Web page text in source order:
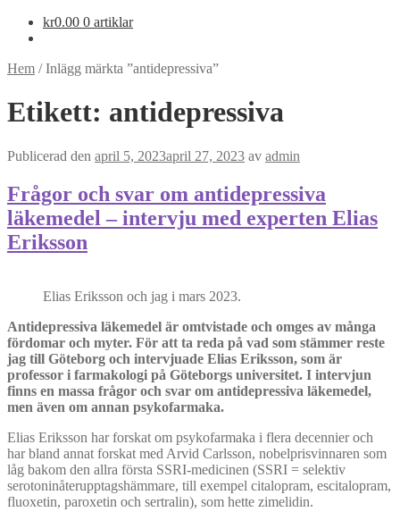
kr0.00 0 artiklar
Hem /Inlägg märkta ”antidepressiva”
Etikett: antidepressiva
Publicerad den april 5, 2023april 27, 2023 av admin
Frågor och svar om antidepressiva
läkemedel – intervju med experten Elias
Eriksson
Elias Eriksson och jag i mars 2023.
Antidepressiva läkemedel är omtvistade och omges av många
fördomar och myter. För att ta reda på vad som stämmer reste
jag till Göteborg och intervjuade Elias Eriksson, som är
professor i farmakologi på Göteborgs universitet. I intervjun
finns en massa frågor och svar om antidepressiva läkemedel,
men även om annan psykofarmaka.
Elias Eriksson har forskat om psykofarmaka i flera decennier och
har bland annat forskat med Arvid Carlsson, nobelprisvinnaren som
låg bakom den allra första SSRI-medicinen (SSRI = selektiv
serotoninåterupptagshämmare, till exempel citalopram, escitalopram,
fluoxetin, paroxetin och sertralin), som hette zimelidin.